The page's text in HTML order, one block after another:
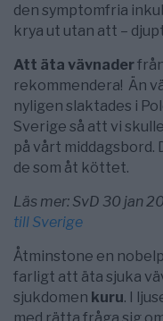
den symptomfria
krya ut utan att –
Att äta vävnader
rekommendera! Än
nyligen slaktades i
Sverige så att vi
på vårt
de som åt köttet.
Läs mer: SvD 30 jan
till Sverige
Åtminstone en
farligt att äta sjuka
sjukdomen kuru. I